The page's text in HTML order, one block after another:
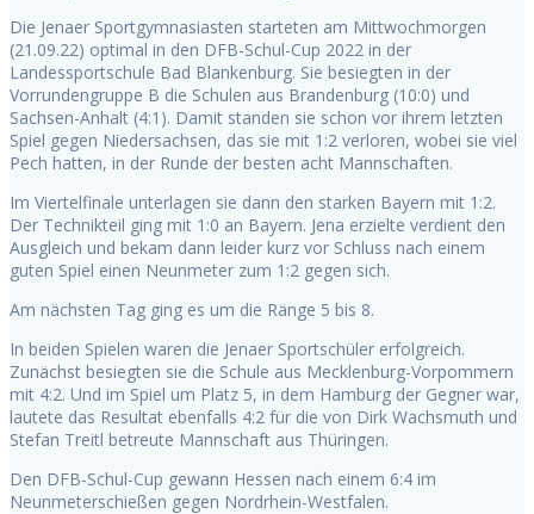
Die Jenaer Sportgymnasiasten starteten am Mittwochmorgen
(21.09.22) optimal in den DFB-Schul-Cup 2022 in der
Landessportschule Bad Blankenburg. Sie besiegten in der
Vorrundengruppe B die Schulen aus Brandenburg (10:0) und
Sachsen-Anhalt (4:1). Damit standen sie schon vor ihrem letzten
Spiel gegen Niedersachsen, das sie mit 1:2 verloren, wobei sie viel
Pech hatten, in der Runde der besten acht Mannschaften.
Im Viertelfinale unterlagen sie dann den starken Bayern mit 1:2.
Der Technikteil ging mit 1:0 an Bayern. Jena erzielte verdient den
Ausgleich und bekam dann leider kurz vor Schluss nach einem
guten Spiel einen Neunmeter zum 1:2 gegen sich.
Am nächsten Tag ging es um die Ränge 5 bis 8.
In beiden Spielen waren die Jenaer Sportschüler erfolgreich.
Zunächst besiegten sie die Schule aus Mecklenburg-Vorpommern
mit 4:2. Und im Spiel um Platz 5, in dem Hamburg der Gegner war,
lautete das Resultat ebenfalls 4:2 für die von Dirk Wachsmuth und
Stefan Treitl betreute Mannschaft aus Thüringen.
Den DFB-Schul-Cup gewann Hessen nach einem 6:4 im
Neunmeterschießen gegen Nordrhein-Westfalen.